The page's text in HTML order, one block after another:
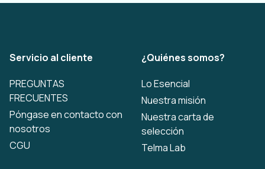
Servicio al cliente
PREGUNTAS
FRECUENTES
Póngase en contacto con
nosotros
CGU
¿Quiénes somos?
Lo Esencial
Nuestra misión
Nuestra carta de
selección
Telma Lab